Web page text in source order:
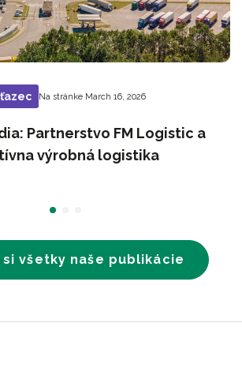
Na stránke March 16, 2026
Partnerstvo FM Logistic a
výrobná logistika
všetky naše publikácie